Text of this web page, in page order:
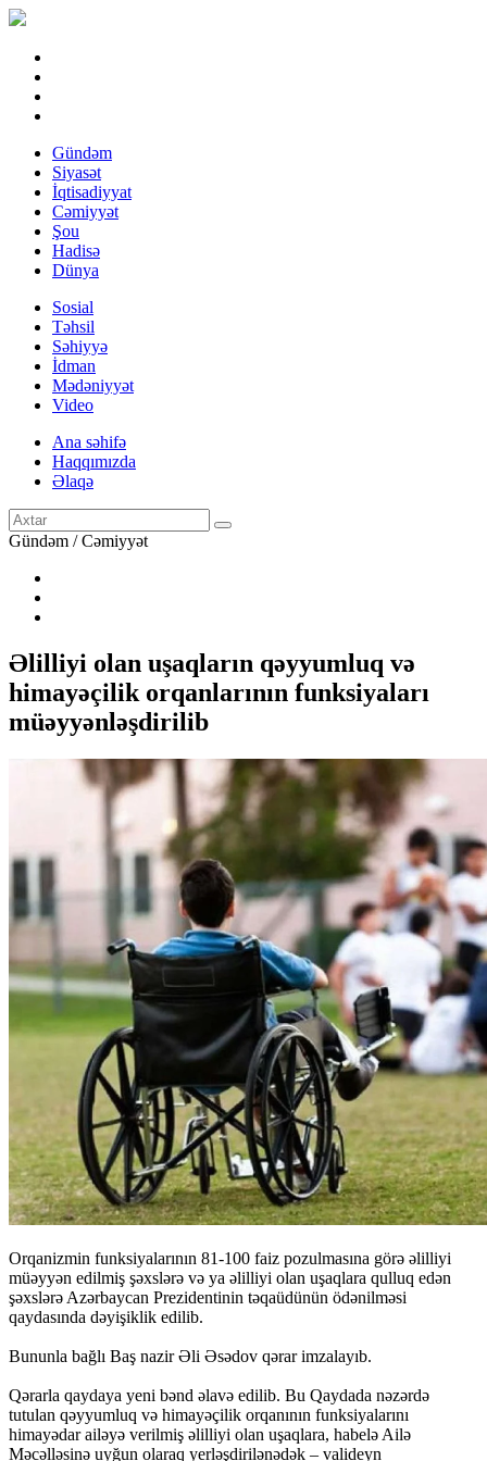
Gündəm
Siyasət
İqtisadiyyat
Cəmiyyət
Şou
Hadisə
Dünya
Sosial
Təhsil
Səhiyyə
İdman
Mədəniyyət
Video
Ana səhifə
Haqqımızda
Əlaqə
Gündəm / Cəmiyyət
Əlilliyi olan uşaqların qəyyumluq və
himayəçilik orqanlarının funksiyaları
müəyyənləşdirilib
Orqanizmin funksiyalarının 81-100 faiz pozulmasına görə əlilliyi
müəyyən edilmiş şəxslərə və ya əlilliyi olan uşaqlara qulluq edən
şəxslərə Azərbaycan Prezidentinin təqaüdünün ödənilməsi
qaydasında dəyişiklik edilib.
Bununla bağlı Baş nazir Əli Əsədov qərar imzalayıb.
Qərarla qaydaya yeni bənd əlavə edilib. Bu Qaydada nəzərdə
tutulan qəyyumluq və himayəçilik orqanının funksiyalarını
himayədar ailəyə verilmiş əlilliyi olan uşaqlara, habelə Ailə
Məcəlləsinə uyğun olaraq yerləşdirilənədək – valideyn